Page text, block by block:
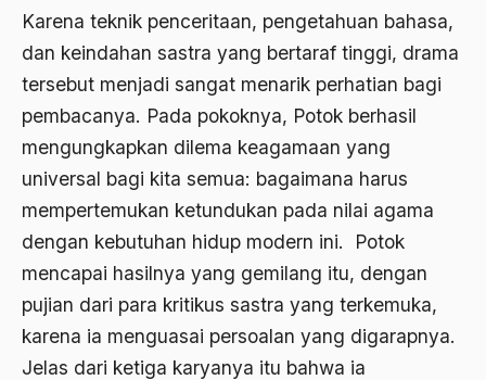
Karena teknik penceritaan, pengetahuan bahasa,
dan keindahan sastra yang bertaraf tinggi, drama
tersebut menjadi sangat menarik perhatian bagi
pembacanya. Pada pokoknya, Potok berhasil
mengungkapkan dilema keagamaan yang
universal bagi kita semua: bagaimana harus
mempertemukan ketundukan pada nilai agama
dengan kebutuhan hidup modern ini. Potok
mencapai hasilnya yang gemilang itu, dengan
pujian dari para kritikus sastra yang terkemuka,
karena ia menguasai persoalan yang digarapnya.
Jelas dari ketiga karyanya itu bahwa ia
Ali Khomeini
Ali Murtopo
Ali Shariati
Ali Syahbana
Aliran AHmadiyah
Aliran Kepercayaan
Alistair Cook
Allah